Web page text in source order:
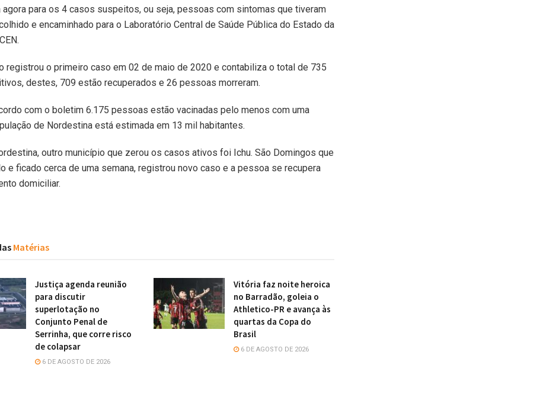
agora para os 4 casos suspeitos, ou seja, pessoas com sintomas que tiveram
e encaminhado para o Laboratório Central de Saúde Pública do Estado da
registrou o primeiro caso em 02 de maio de 2020 e contabiliza o total de 735
destes, 709 estão recuperados e 26 pessoas morreram.
com o boletim 6.175 pessoas estão vacinadas pelo menos com uma
de Nordestina está estimada em 13 mil habitantes.
outro município que zerou os casos ativos foi Ichu. São Domingos que
e ficado cerca de uma semana, registrou novo caso e a pessoa se recupera
domiciliar.
Matérias
Justiça agenda reunião
para discutir
superlotação no
Conjunto Penal de
Serrinha, que corre risco
de colapsar
6 DE AGOSTO DE 2026
Vitória faz noite heroica
no Barradão, goleia o
Athletico-PR e avança às
quartas da Copa do
Brasil
6 DE AGOSTO DE 2026